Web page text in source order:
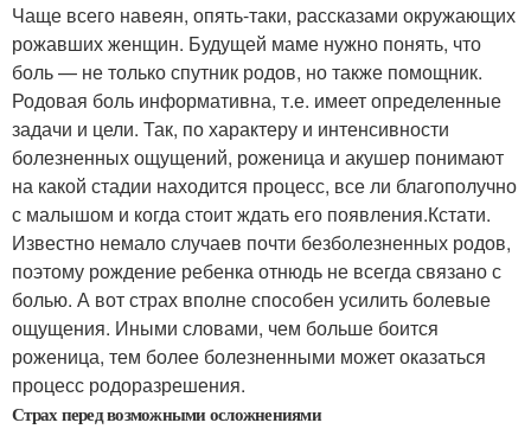
Чаще всего навеян, опять-таки, рассказами окружающих
рожавших женщин. Будущей маме нужно понять, что
боль — не только спутник родов, но также помощник.
Родовая боль информативна, т.е. имеет определенные
задачи и цели. Так, по характеру и интенсивности
болезненных ощущений, роженица и акушер понимают
на какой стадии находится процесс, все ли благополучно
с малышом и когда стоит ждать его появления.Кстати.
Известно немало случаев почти безболезненных родов,
поэтому рождение ребенка отнюдь не всегда связано с
болью. А вот страх вполне способен усилить болевые
ощущения. Иными словами, чем больше боится
роженица, тем более болезненными может оказаться
процесс родоразрешения.
Страх перед возможными осложнениями